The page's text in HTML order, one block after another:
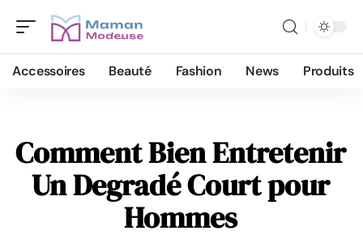
Accessoires Beauté Fashion News Produits
Comment Bien Entretenir
Un Degradé Court pour
Hommes